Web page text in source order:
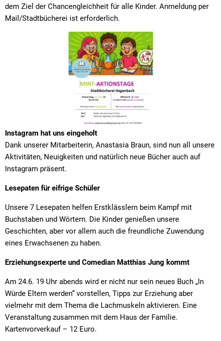
dem Ziel der Chancengleichheit für alle Kinder. Anmeldung per
Mail/Stadtbücherei ist erforderlich.
Instagram hat uns eingeholt
Dank unserer Mitarbeiterin, Anastasia Braun, sind nun all unsere
Aktivitäten, Neuigkeiten und natürlich neue Bücher auch auf
Instagram präsent.
Lesepaten für eifrige Schüler
Unsere 7 Lesepaten helfen Erstklässlern beim Kampf mit
Buchstaben und Wörtern. Die Kinder genießen unsere
Geschichten, aber vor allem auch die freundliche Zuwendung
eines Erwachsenen zu haben.
Erziehungsexperte und Comedian Matthias Jung kommt
Am 24.6. 19 Uhr abends wird er nicht nur sein neues Buch „In
Würde Eltern werden“ vorstellen, Tipps zur Erziehung aber
vielmehr mit dem Thema die Lachmuskeln aktivieren. Eine
Veranstaltung zusammen mit dem Haus der Familie.
Kartenvorverkauf – 12 Euro.